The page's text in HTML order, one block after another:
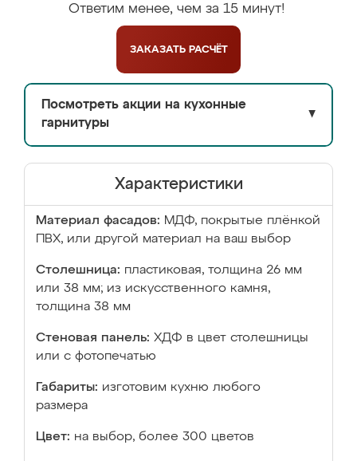
Ответим менее, чем за 15 минут!
ЗАКАЗАТЬ РАСЧЁТ
Посмотреть акции на кухонные
гарнитуры
▼
Характеристики
Материал фасадов: МДФ, покрытые плёнкой
ПВХ, или другой материал на ваш выбор
Столешница: пластиковая, толщина 26 мм
или 38 мм; из искусственного камня,
толщина 38 мм
Стеновая панель: ХДФ в цвет столешницы
или с фотопечатью
Габариты: изготовим кухню любого
размера
Цвет: на выбор, более 300 цветов